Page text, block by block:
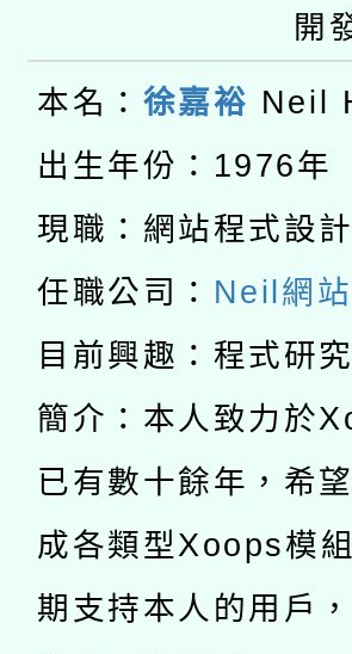
開 智慧啟航
本校115學
招甄選結果
招)
適應運動共
本館辦理115
暨閱讀推動專
科技賦能─人
礎課程
「數位內容
有關大陸委
薪期間赴陸
轉知經濟部
業技術研究
用水績優單
115年8月22
桃園市孔廟
開 智慧啟航
2026年桃園
開
本名： 徐嘉裕 Neil
出生年份：1976年
現職：網站程式設
任職公司： Neil網
目前興趣：程式研
簡介：本人致力於
已有數十餘年，希
成各類型Xoops模
期支持本人的用戶